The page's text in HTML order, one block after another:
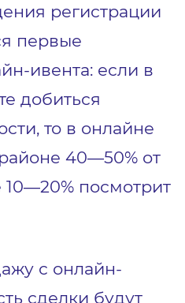
регистрации
первые
ивента: если в
добиться
то в онлайне
40―50% от
посмотрит
с онлайн-
сделки будут